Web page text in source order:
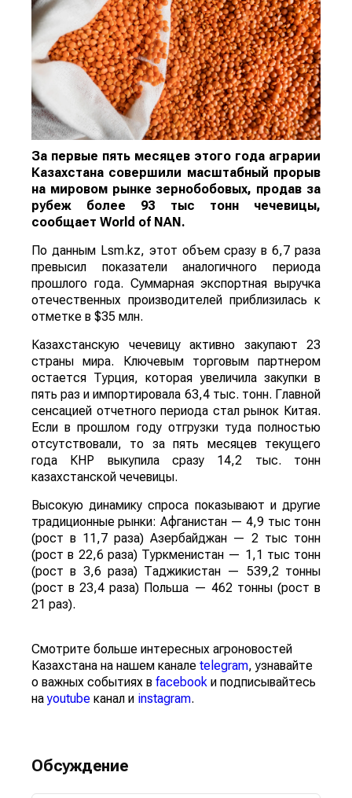
За первые пять месяцев этого года аграрии
Казахстана совершили масштабный прорыв
на мировом рынке зернобобовых, продав за
рубеж более 93 тыс тонн чечевицы,
сообщает World of NAN.
По данным Lsm.kz, этот объем сразу в 6,7 раза
превысил показатели аналогичного периода
прошлого года. Суммарная экспортная выручка
отечественных производителей приблизилась к
отметке в $35 млн.
Казахстанскую чечевицу активно закупают 23
страны мира. Ключевым торговым партнером
остается Турция, которая увеличила закупки в
пять раз и импортировала 63,4 тыс. тонн. Главной
сенсацией отчетного периода стал рынок Китая.
Если в прошлом году отгрузки туда полностью
отсутствовали, то за пять месяцев текущего
года КНР выкупила сразу 14,2 тыс. тонн
казахстанской чечевицы.
Высокую динамику спроса показывают и другие
традиционные рынки: Афганистан — 4,9 тыс тонн
(рост в 11,7 раза) Азербайджан — 2 тыс тонн
(рост в 22,6 раза) Туркменистан — 1,1 тыс тонн
(рост в 3,6 раза) Таджикистан — 539,2 тонны
(рост в 23,4 раза) Польша — 462 тонны (рост в
21 раз).
Смотрите больше интересных агроновостей
Казахстана на нашем канале telegram, узнавайте
о важных событиях в facebook и подписывайтесь
наyoutube канал и instagram.
Обсуждение